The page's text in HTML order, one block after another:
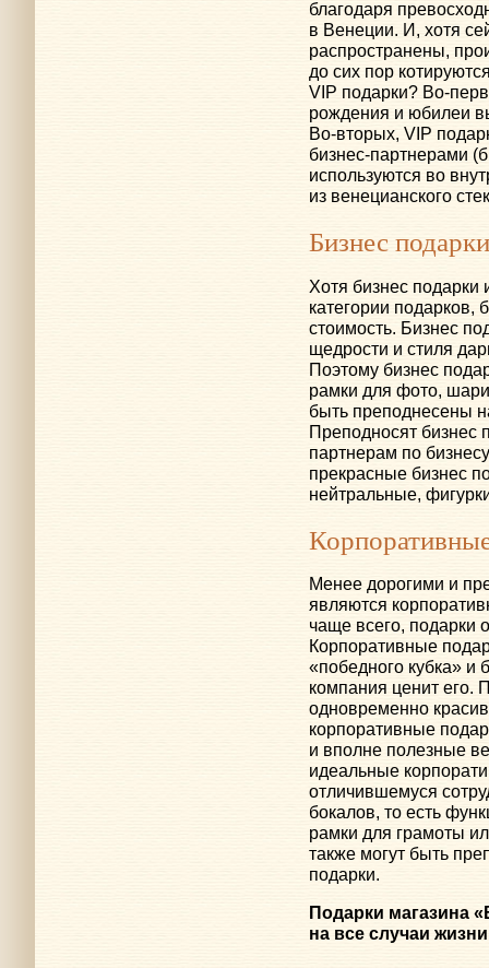
благодаря
в Венеции. И, хотя
распространены,
до сих пор
VIP подарки? Во-
рождения и юбилеи
Во-вторых, VIP
бизнес-партнерами
используются во
из венецианского
Бизнес
Хотя бизнес
категории подарков,
стоимость. Бизнес
щедрости и стиля
Поэтому бизнес
рамки для фото,
быть преподнесены
Преподносят бизнес
партнерам по
прекрасные бизнес
нейтральные,
Менее дорогими и
являются
чаще всего, подарки
Корпоративные
«победного кубка» и
компания ценит его.
одновременно
корпоративные
и вполне полезные
идеальные
отличившемуся
бокалов, то есть
рамки для грамоты
также могут быть
подарки.
Подарки магазина
на все случаи